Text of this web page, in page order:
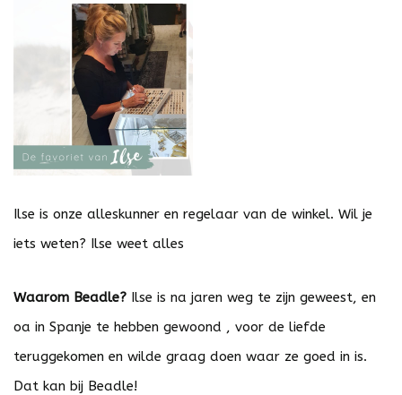
Ilse is onze alleskunner en regelaar van de winkel. Wil je
iets weten? Ilse weet alles
Waarom Beadle? Ilse is na jaren weg te zijn geweest, en
oa in Spanje te hebben gewoond , voor de liefde
teruggekomen en wilde graag doen waar ze goed in is.
Dat kan bij Beadle!